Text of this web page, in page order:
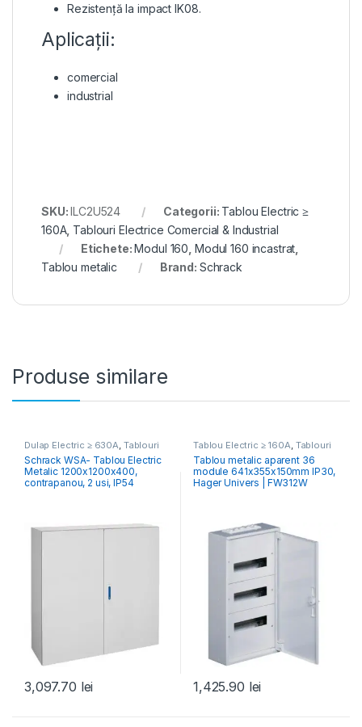
Rezistență la impact IK08.
Aplicații:
comercial
industrial
SKU:ILC2U524 Categorii: Tablou Electric ≥
160A, Tablouri Electrice Comercial & Industrial
Etichete:Modul 160 Modul 160 incastrat
Tablou metalic
Brand: Schrack
Produse similare
Dulap Electric ≥ 630A, Tablouri
Electrice Comercial & Industrial
Schrack WSA- Tablou Electric
Metalic 1200x1200x400,
contrapanou, 2 usi, IP54
3,097.70 lei
Tablou Electric ≥ 160A, Tablouri
Cofrete & Dulapuri Electrice
Tablouri Electrice Comercial &
Industrial
Tablou metalic aparent 36
module 641x355x150mm IP30,
Hager Univers | FW312W
1,425.90 lei